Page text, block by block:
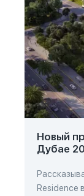
Новый
Дубае
Residence